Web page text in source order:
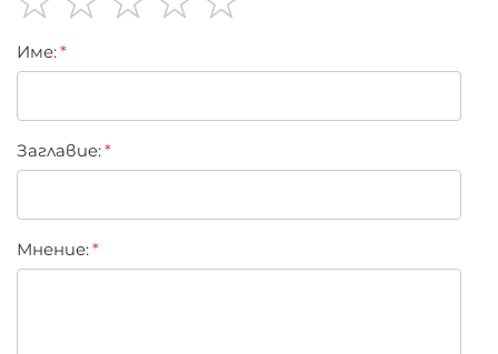
star
stars
stars
stars
stars
Име:
Заглавиe:
Мнение: